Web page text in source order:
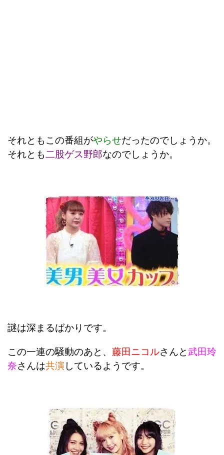
それともこの番組がやらせだったのでしょうか。
それとも二股ゲス野郎なのでしょうか。
謎は深まるばかりです。
この一連の騒動のあと、 藤田ニコルさんと武田玲
奈さんは共演 しているようです。